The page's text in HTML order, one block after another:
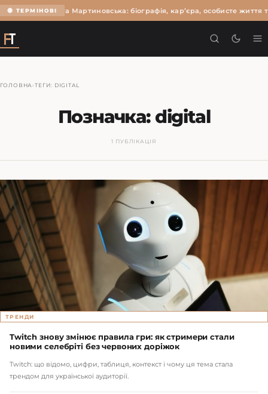
🔴 ТЕРМІНОВІОльга Мартиновська: біографія, кар’єра, особисте життя
ГОЛОВНА ›ТЕГИ: DIGITAL
Позначка: digital
1 ПУБЛІКАЦІЯ
ТРЕНДИ
Twitch знову змінює правила гри: як стримери стали
новими селебріті без червоних доріжок
Twitch: що відомо, цифри, таблиця, контекст і чому ця тема стала
трендом для української аудиторії.